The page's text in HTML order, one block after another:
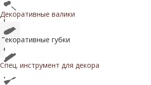
Декоративные валики
Декоративные губки
Спец. инструмент для декора